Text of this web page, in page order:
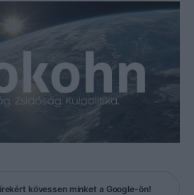
kövessen minket a Google-ön!